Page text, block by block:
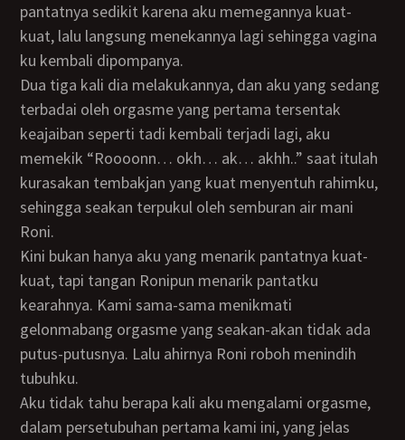
pantatnya sedikit karena aku memegannya kuat-
kuat, lalu langsung menekannya lagi sehingga vagina
ku kembali dipompanya.
Dua tiga kali dia melakukannya, dan aku yang sedang
terbadai oleh orgasme yang pertama tersentak
keajaiban seperti tadi kembali terjadi lagi, aku
memekik “Roooonn… okh… ak… akhh..” saat itulah
kurasakan tembakjan yang kuat menyentuh rahimku,
sehingga seakan terpukul oleh semburan air mani
Roni.
Kini bukan hanya aku yang menarik pantatnya kuat-
kuat, tapi tangan Ronipun menarik pantatku
kearahnya. Kami sama-sama menikmati
gelonmabang orgasme yang seakan-akan tidak ada
putus-putusnya. Lalu ahirnya Roni roboh menindih
tubuhku.
Aku tidak tahu berapa kali aku mengalami orgasme,
dalam persetubuhan pertama kami ini, yang jelas